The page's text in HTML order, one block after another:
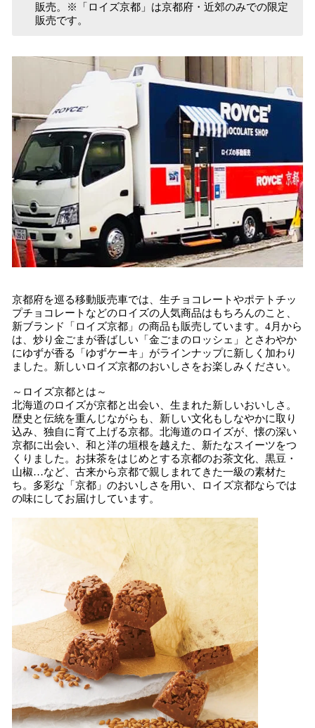
販売。※「ロイズ京都」は京都府・近郊のみでの限定
販売です。
京都府を巡る移動販売車では、生チョコレートやポテトチッ
プチョコレートなどのロイズの人気商品はもちろんのこと、
新ブランド「ロイズ京都」の商品も販売しています。4月から
は、炒り金ごまが香ばしい「金ごまのロッシェ」とさわやか
にゆずが香る「ゆずケーキ」がラインナップに新しく加わり
ました。新しいロイズ京都のおいしさをお楽しみください。
～ロイズ京都とは～
北海道のロイズが京都と出会い、生まれた新しいおいしさ。
歴史と伝統を重んじながらも、新しい文化もしなやかに取り
込み、独自に育て上げる京都。北海道のロイズが、懐の深い
京都に出会い、和と洋の垣根を越えた、新たなスイーツをつ
くりました。お抹茶をはじめとする京都のお茶文化、黒豆・
山椒…など、古来から京都で親しまれてきた一級の素材た
ち。多彩な「京都」のおいしさを用い、ロイズ京都ならでは
の味にしてお届けしています。